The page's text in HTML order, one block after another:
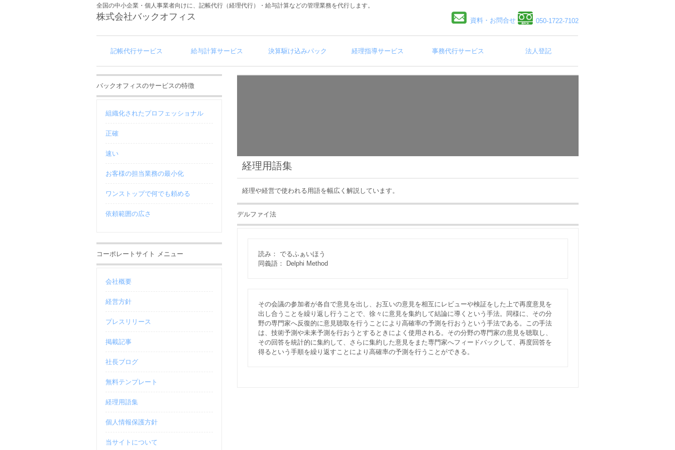
資料・お問合せ 050-1722-7102
全国の中小企業・個人事業者向けに、記帳代行（経理代行）・給与計算などの管理業務を代行します。
株式会社バックオフィス
記帳代行サービス 給与計算サービス 決算駆け込みパック 経理指導サービス 事務代行サービス 法人登記
経理用語集
経理や経営で使われる用語を幅広く解説しています。
デルファイ法
読み： でるふぁいほう
同義語： Delphi Method
その会議の参加者が各自で意見を出し、お互いの意見を相互にレビューや検証をした上で再度意見を
出し合うことを繰り返し行うことで、徐々に意見を集約して結論に導くという手法。同様に、その分
野の専門家へ反復的に意見聴取を行うことにより高確率の予測を行おうという手法である。この手法
は、技術予測や未来予測を行おうとするときによく使用される。その分野の専門家の意見を聴取し、
その回答を統計的に集約して、さらに集約した意見をまた専門家へフィードバックして、再度回答を
得るという手順を繰り返すことにより高確率の予測を行うことができる。
バックオフィスのサービスの特徴
組織化されたプロフェッショナル
正確
速い
お客様の担当業務の最小化
ワンストップで何でも頼める
依頼範囲の広さ
コーポレートサイト メニュー
会社概要
経営方針
プレスリリース
掲載記事
社長ブログ
無料テンプレート
経理用語集
個人情報保護方針
当サイトについて